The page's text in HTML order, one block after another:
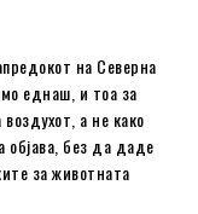
на Северна
еднаш, и тоа за
а не како
објава, без да даде
за животната